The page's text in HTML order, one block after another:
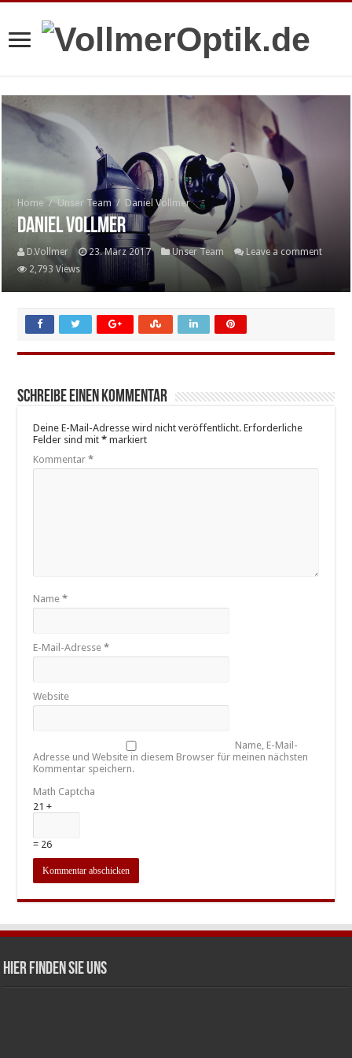
Home / Unser Team / Daniel Vollmer
Daniel Vollmer
D.Vollmer 23. März 2017 Unser Team
Leave a comment
2,793 Views
Schreibe einen Kommentar
Deine E-Mail-Adresse wird nicht veröffentlicht. Erforderliche
Felder sind mit* markiert
Kommentar*
Name*
E-Mail-Adresse*
Website
Name, E-Mail-
Adresse und Website in diesem Browser für meinen nächsten
Kommentar speichern.
Math Captcha
21 +
= 26
Hier finden Sie uns